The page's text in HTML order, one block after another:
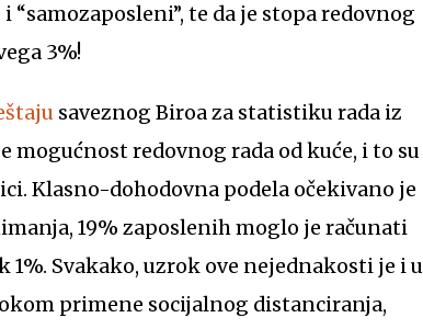
te da je stopa redovnog
3%!
saveznog Biroa za statistiku rada iz
mogućnost redovnog rada od kuće, i to su
Klasno-dohodovna podela očekivano je
19% zaposlenih moglo je računati
Svakako, uzrok ove nejednakosti je i u
primene socijalnog distanciranja,